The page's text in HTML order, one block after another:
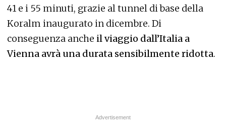
41 e i 55 minuti, grazie al tunnel di base della
Koralm inaugurato in dicembre. Di
conseguenza anche il viaggio dall’Italia a
Vienna avrà una durata sensibilmente ridotta.